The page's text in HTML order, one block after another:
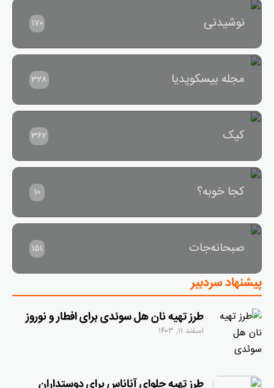
نوشیدنی 170
مجله بیسکوپدیا 328
کیک 362
کجا خوبه؟ 10
صبحانه‌جات 151
پیشنهاد سردبیر
طرز تهیه نان هل سوئدی برای افطار و نوروز
اسفند ۱۱, ۱۴۰۳
طرز تهیه حلوای آناناس برای دوستداران